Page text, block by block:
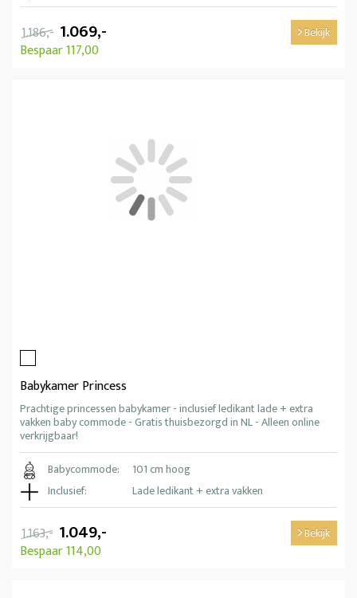
1.186,- 1.069,-
Bespaar 117,00
Bekijk
Babykamer Princess
Prachtige princessen babykamer - inclusief ledikant lade + extra
vakken baby commode - Gratis thuisbezorgd in NL - Alleen online
verkrijgbaar!
Babycommode:
101 cm hoog
Inclusief:
Lade ledikant + extra vakken
1.163,- 1.049,-
Bespaar 114,00
Bekijk